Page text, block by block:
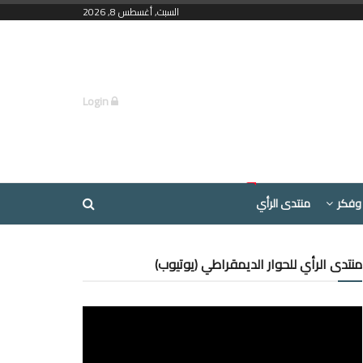
السبت, أغسطس 8, 2026
منتدى الرأي
منتدى الرأي للحوار الديمقراطي (يوتيوب)